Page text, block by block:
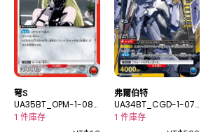
弩S
UA35BT_OPM-1-088
R1 件庫存
弗爾伯特
UA34BT_CGD-1-07
0_2R★
1 件庫存